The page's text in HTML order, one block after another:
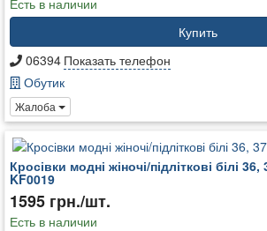
Есть в наличии
Купить
06394 Показать телефон
Обутик
Жалоба
Кросівки модні жіночі/підліткові білі
KF0019
1595 грн./шт.
Есть в наличии